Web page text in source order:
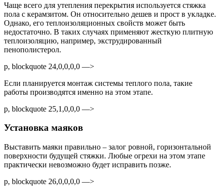
Чаще всего для утепления перекрытия используется стяжка
пола с керамзитом. Он относительно дешев и прост в укладке.
Однако, его теплоизоляционных свойств может быть
недостаточно. В таких случаях применяют жесткую плитную
теплоизоляцию, например, экструдированный
пенополистерол.
p, blockquote 24,0,0,0,0 —>
Если планируется монтаж системы теплого пола, такие
работы производятся именно на этом этапе.
p, blockquote 25,1,0,0,0 —>
Установка маяков
Выставить маяки правильно – залог ровной, горизонтальной
поверхности будущей стяжки. Любые огрехи на этом этапе
практически невозможно будет исправить позже.
p, blockquote 26,0,0,0,0 —>